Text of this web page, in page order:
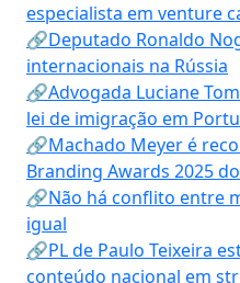
especialista em venture
🔗Deputado Ronaldo
internacionais na Rússia
🔗Advogada Luciane
lei de imigração em
🔗Machado Meyer é
Branding Awards 2025
🔗Não há conflito entre
igual
🔗PL de Paulo Teixeira
conteúdo nacional em